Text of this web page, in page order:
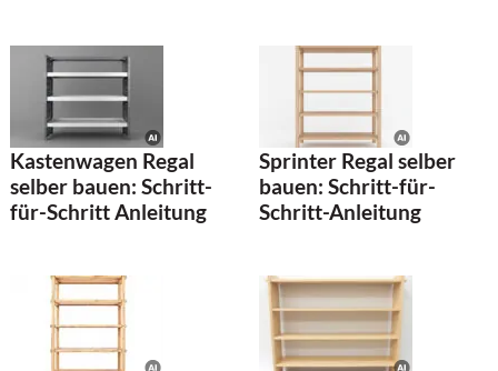
Kastenwagen Regal
selber bauen: Schritt-
für-Schritt Anleitung
Sprinter Regal selber
bauen: Schritt-für-
Schritt-Anleitung